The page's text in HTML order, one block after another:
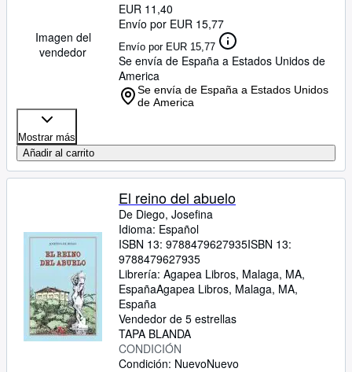
Imagen del
vendedor
EUR 11,40
Envío por EUR 15,77
Envío por EUR 15,77
Se envía de España a Estados Unidos de
America
Se envía de España a Estados Unidos
de America
Mostrar más
Añadir al carrito
El reino del abuelo
De Diego, Josefina
Idioma: Español
ISBN 13: 9788479627935ISBN 13:
9788479627935
Librería: Agapea Libros, Malaga, MA,
EspañaAgapea Libros, Malaga, MA,
España
Vendedor de 5 estrellas
TAPA BLANDA
CONDICIÓN
Condición: NuevoNuevo